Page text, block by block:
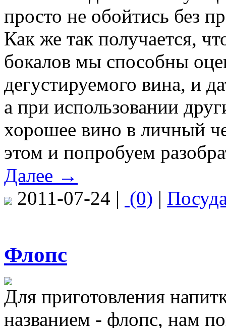
просто не обойтись без
Как же так получается,
бокалов мы способны
дегустируемого вина, и
а при использовании
хорошее вино в личный
этом и попробуем
Далее →
2011-07-24 | (0) |
Флопс
Для приготовления
названием - флопс, нам